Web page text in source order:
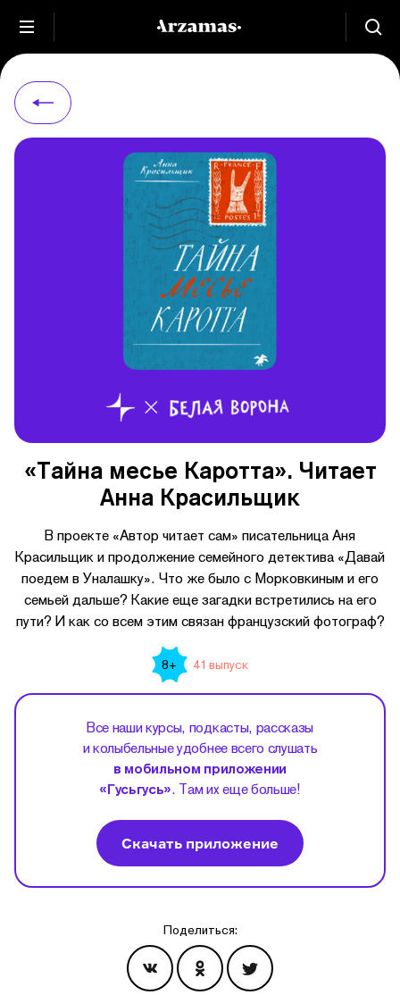
«Тайна месье Каротта». Читает
Анна Красильщик
В проекте «Автор читает сам» писательница Аня
Красильщик и продолжение семейного детектива «Давай
поедем в Уналашку». Что же было с Морковкиным и его
семьей дальше? Какие еще загадки встретились на его
пути? И как со всем этим связан французский фотограф?
8+ 41 выпуск
Все наши курсы, подкасты, рассказы
и колыбельные удобнее всего слушать
в мобильном приложении
«Гусьгусь». Там их еще больше!
Скачать приложение
Поделиться: